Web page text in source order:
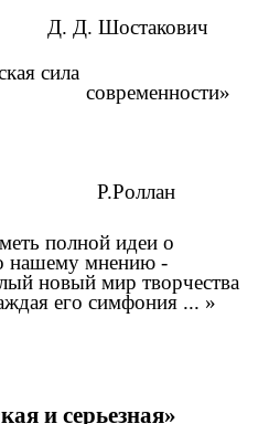
Д. Д. Шостакович
сила
современности»
Р.Роллан
полной идеи о
нашему мнению -
новый мир творчества
его симфония ... »
и серьезная»